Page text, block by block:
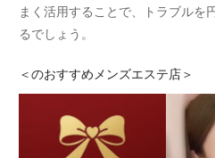
まく活用することで、トラブルを
るでしょう。
＜のおすすめメンズエステ店＞